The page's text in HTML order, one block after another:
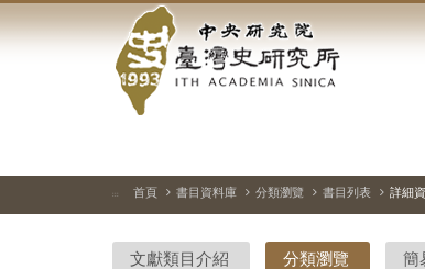
到
中
央
研
院-
臺
::: 首頁 書目資料庫 分類瀏覽 書目列表 詳細
文獻類目介紹 分類瀏覽 簡